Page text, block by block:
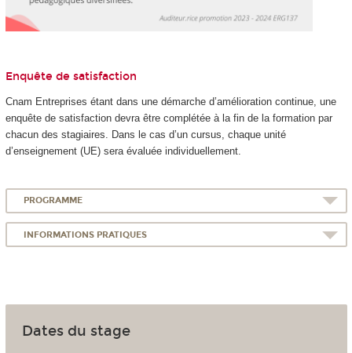
Enquête de satisfaction
Cnam Entreprises étant dans une démarche d’amélioration continue, une
enquête de satisfaction devra être complétée à la fin de la formation par
chacun des stagiaires. Dans le cas d’un cursus, chaque unité
d’enseignement (UE) sera évaluée individuellement.
PROGRAMME
INFORMATIONS PRATIQUES
Dates du stage